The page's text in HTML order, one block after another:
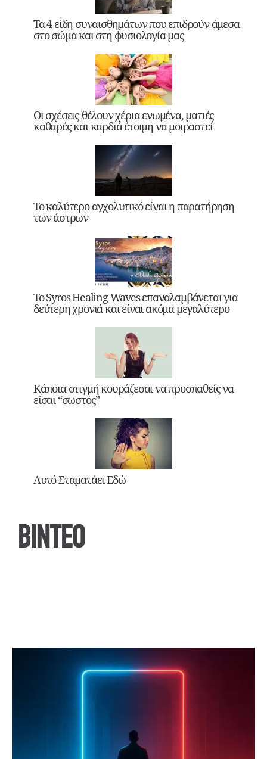
Τα 4 είδη συναισθημάτων που επιδρούν άμεσα
στο σώμα και στη φυσιολογία μας
Οι σχέσεις θέλουν χέρια ενωμένα, ματιές
καθαρές και καρδιά έτοιμη να μοιραστεί
Το καλύτερο αγχολυτικό είναι η παρατήρηση
των άστρων
Το Syros Healing Waves επαναλαμβάνεται για
δεύτερη χρονιά και είναι ακόμα μεγαλύτερο
Κάποια στιγμή κουράζεσαι να προσπαθείς να
είσαι “σωστός”
Αυτό Σταματάει Εδώ
ΒΙΝΤΕΟ